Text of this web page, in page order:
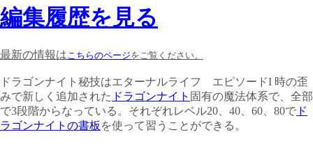
編集履歴を見る
最新の情報はこちらのページをご覧ください。
ドラゴンナイト秘技はエターナルライフ エピソードI 時の歪
みで新しく追加された ドラゴンナイト 固有の魔法体系で、全部
で3段階からなっている。それぞれレベル20、40、60、80で ド
ラゴンナイトの書板 を使って習うことができる。